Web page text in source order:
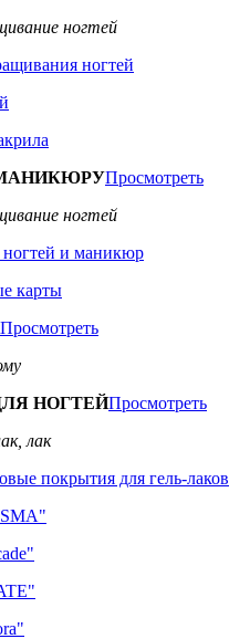
ногтей
ногтей
Просмотреть
ногтей
и маникюр
карты
Просмотреть
НОГТЕЙПросмотреть
лак
покрытия для гель-лаков